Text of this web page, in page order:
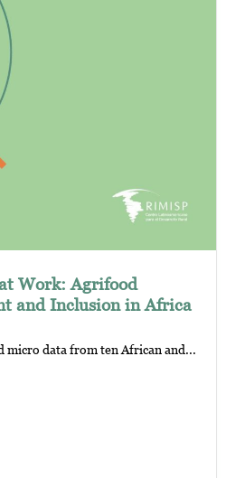
Work: Agrifood
and Inclusion in Africa
micro data from ten African and...